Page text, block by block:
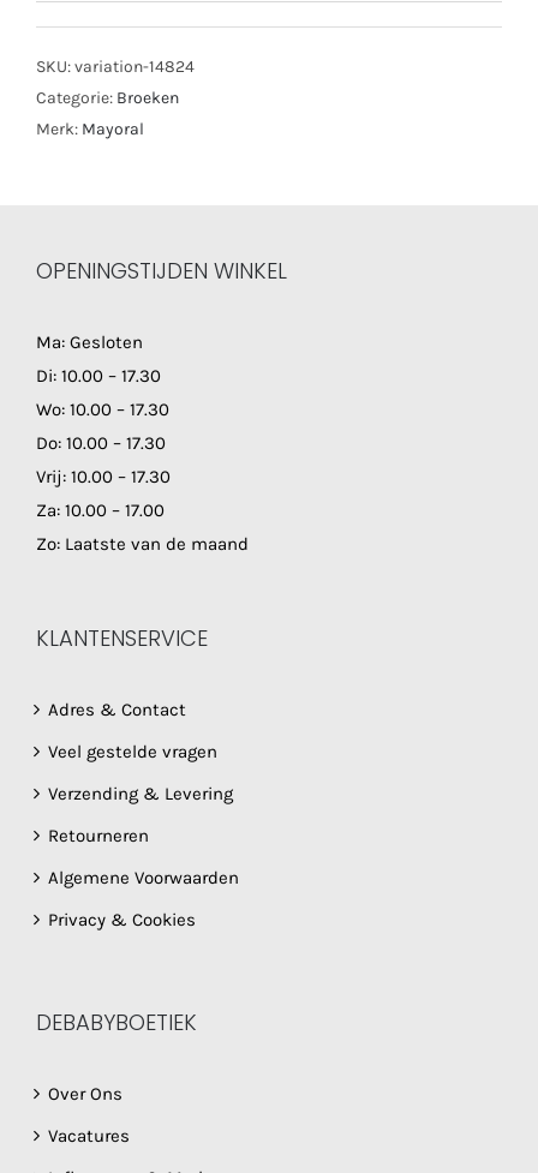
SKU:variation-14824
Categorie: Broeken
Merk: Mayoral
OPENINGSTIJDEN WINKEL
Ma: Gesloten
Di: 10.00 – 17.30
Wo: 10.00 – 17.30
Do: 10.00 – 17.30
Vrij: 10.00 – 17.30
Za: 10.00 – 17.00
Zo: Laatste van de maand
KLANTENSERVICE
Adres & Contact
Veel gestelde vragen
Verzending & Levering
Retourneren
Algemene Voorwaarden
Privacy & Cookies
DEBABYBOETIEK
Over Ons
Vacatures